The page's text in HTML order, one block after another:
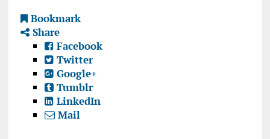
Bookmark
Share
Facebook
Twitter
Google+
Tumblr
LinkedIn
Mail